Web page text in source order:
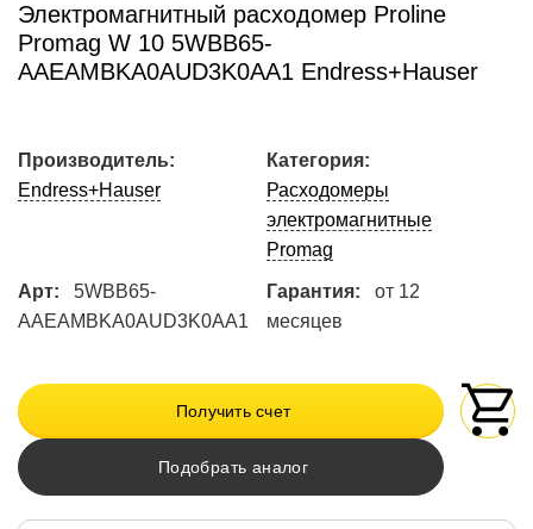
Электромагнитный расходомер Proline
Promag W 10 5WBB65-
AAEAMBKA0AUD3K0AA1 Endress+Hauser
Производитель:
Endress+Hauser
Категория:
Расходомеры
электромагнитные
Promag
Арт:
5WBB65-
AAEAMBKA0AUD3K0AA1
Гарантия:
от 12
месяцев
Получить счет
Подобрать аналог